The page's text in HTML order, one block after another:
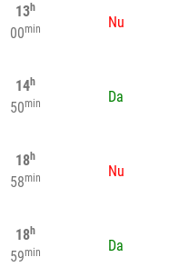
13h
00min Nu
14h
50min Da
18h
58min Nu
18h
59min Da